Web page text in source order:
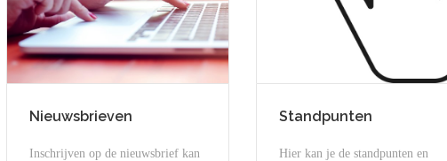
Nieuwsbrieven
Inschrijven op de nieuwsbrief kan
Standpunten
Hier kan je de standpunten en